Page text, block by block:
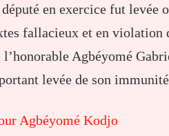
en exercice fut levée
fallacieux et en violation
Agbéyomé
levée de son
Agbéyomé Kodjo